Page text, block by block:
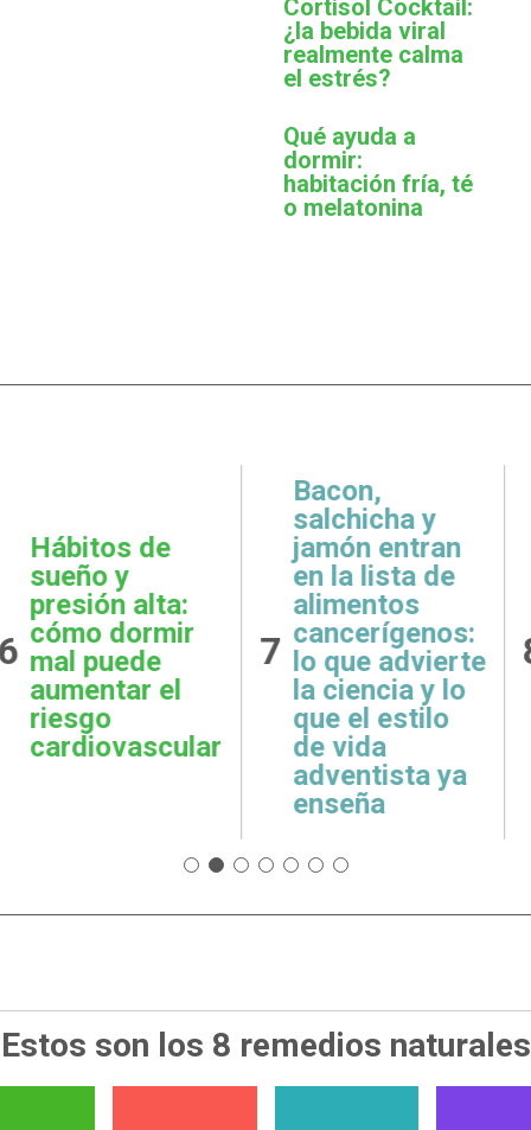
Cortisol Cocktail:
¿la bebida viral
realmente calma
el estrés?
Qué ayuda a
dormir:
habitación fría, té
o melatonina
entran
lista de
advierte
y lo
estilo
ya
8
realistas:
cómo definir
objetivos
posibles y
cuidar la salud
emocional
9
qué
la
Estos son los 8 remedios naturales